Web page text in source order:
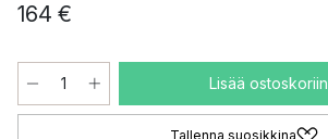
164 €
Lisää ostoskoriin
Tallenna suosikkina